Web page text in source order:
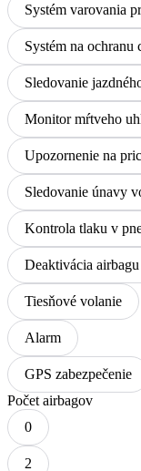
Systém varovania
Systém na ochranu
Sledovanie
Monitor mŕtveho
Upozornenie na
Sledovanie únavy
Kontrola tlaku v
Deaktivácia
Tiesňové volanie
Alarm
GPS zabezpečenie
Počet airbagov
0
2